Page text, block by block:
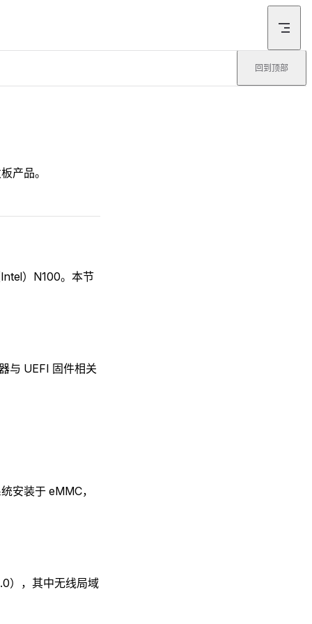
回到顶部
产品。
）N100。本节
与 UEFI 固件相关
安装于 eMMC，
），其中无线局域